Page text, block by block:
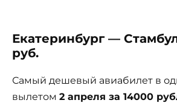
Екатеринбург —
руб.
Самый дешевый авиабилет в
вылетом 2 апреля за 14000